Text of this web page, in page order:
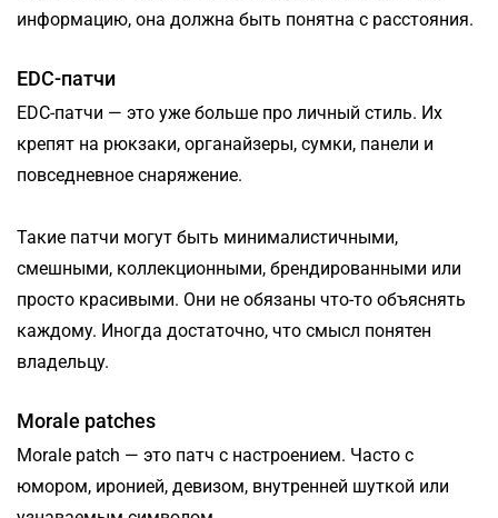
информацию, она должна быть понятна с расстояния.
EDC-патчи
EDC-патчи — это уже больше про личный стиль. Их
крепят на рюкзаки, органайзеры, сумки, панели и
повседневное снаряжение.
Такие патчи могут быть минималистичными,
смешными, коллекционными, брендированными или
просто красивыми. Они не обязаны что-то объяснять
каждому. Иногда достаточно, что смысл понятен
владельцу.
Morale patches
Morale patch — это патч с настроением. Часто с
юмором, иронией, девизом, внутренней шуткой или